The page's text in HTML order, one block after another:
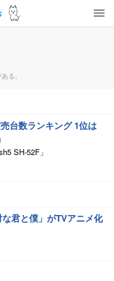
る。
台数ランキング 1位は
SH-52F」
君と僕」がTVアニメ化